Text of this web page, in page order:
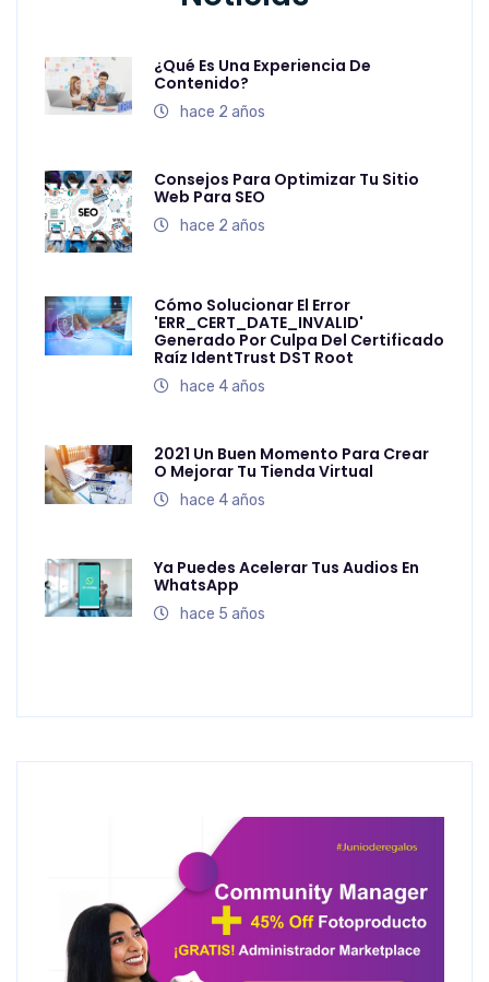
¿Qué Es Una Experiencia De
Contenido?
hace 2 años
Consejos Para Optimizar Tu Sitio
Web Para SEO
hace 2 años
Cómo Solucionar El Error
'ERR_CERT_DATE_INVALID'
Generado Por Culpa Del Certificado
Raíz IdentTrust DST Root
hace 4 años
2021 Un Buen Momento Para Crear
O Mejorar Tu Tienda Virtual
hace 4 años
Ya Puedes Acelerar Tus Audios En
WhatsApp
hace 5 años